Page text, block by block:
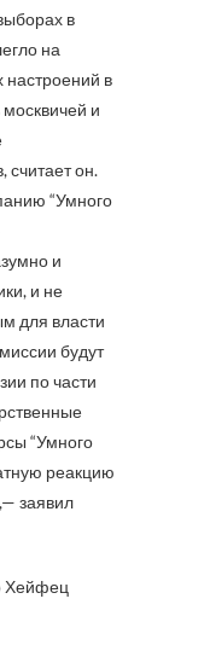
в
на
настроений в
и
считает он.
“Умного
и
и не
для власти
будут
по части
“Умного
реакцию
заявил
Хейфец